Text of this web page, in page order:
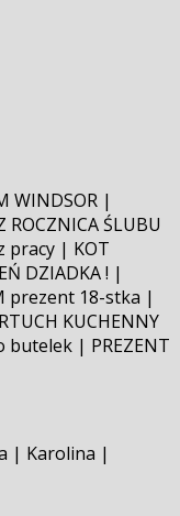
WINDSOR |
ŚLUBU
pracy | KOT
DZIADKA ! |
prezent 18-stka |
KUCHENNY
butelek | PREZENT
| Karolina |